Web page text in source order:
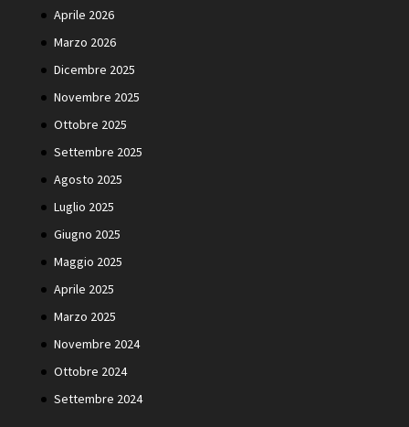
Aprile 2026
Marzo 2026
Dicembre 2025
Novembre 2025
Ottobre 2025
Settembre 2025
Agosto 2025
Luglio 2025
Giugno 2025
Maggio 2025
Aprile 2025
Marzo 2025
Novembre 2024
Ottobre 2024
Settembre 2024